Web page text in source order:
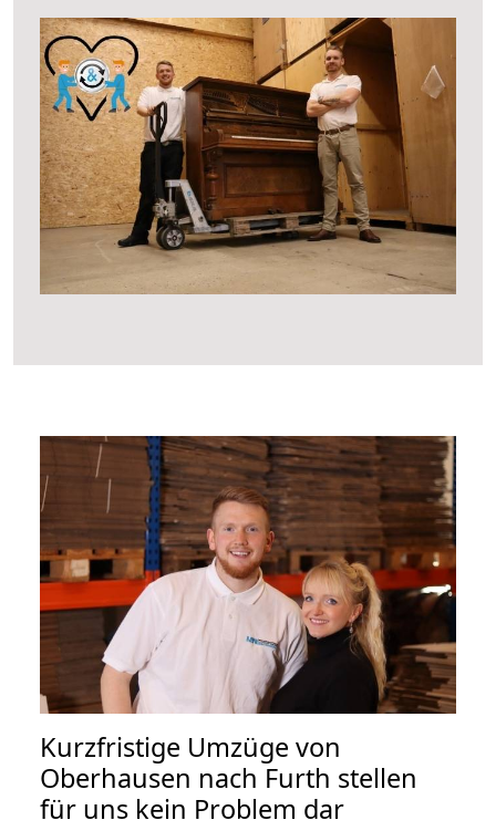
Kurzfristige Umzüge von
Oberhausen nach Furth stellen
für uns kein Problem dar